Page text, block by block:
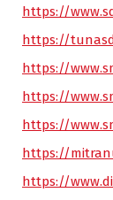
https://
https://
https://
https://
https://
https://
https://